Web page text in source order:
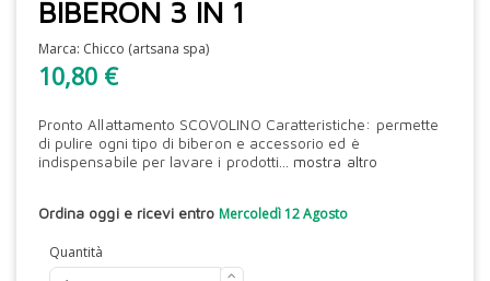
BIBERON 3 IN 1
Marca: Chicco (artsana spa)
10,80 €
Pronto Allattamento SCOVOLINO Caratteristiche: permette
di pulire ogni tipo di biberon e accessorio ed è
indispensabile per lavare i prodotti... mostra altro
Ordina oggi e ricevi entroMercoledì 12 Agosto
Quantità